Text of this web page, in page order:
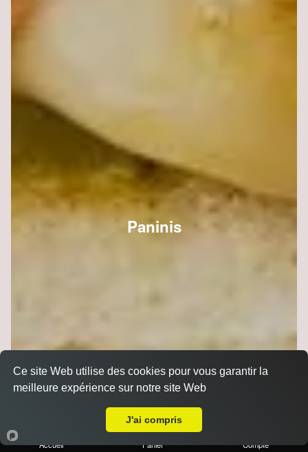
Paninis
Accueil Panier Compte
Ce site Web utilise des cookies pour vous garantir la
meilleure expérience sur notre site Web
J'ai compris